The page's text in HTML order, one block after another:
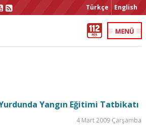
Türkçe English
Yangın Eğitimi Tatbikatı
4 Mart 2009 Çarşamba